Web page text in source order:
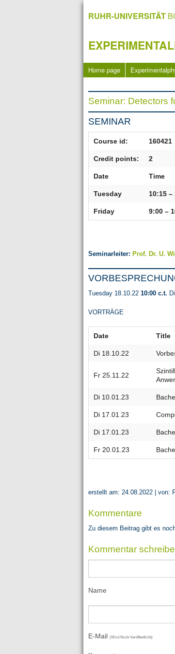
RUHR-UNIVERSITÄT
Home page
Seminar: Detectors
SEMINAR
Course id: 160421
Credit points: 2
Date Time
Tuesday 10:15 –
Friday 9:00 –
Seminarleiter: Prof. Dr. U.
Tuesday 18.10.22 10:00 c.t.
VORTRÄGE
Date Title
Di 18.10.22
Fr 25.11.22
Di 10.01.23
Di 17.01.23
Di 17.01.23
Fr 20.01.23
erstellt am: 24.08.2022 | von:
Kommentare
Zu diesem Beitrag gibt es
Kommentar
Name
E-Mail (wird Nicht Veröffentlicht)